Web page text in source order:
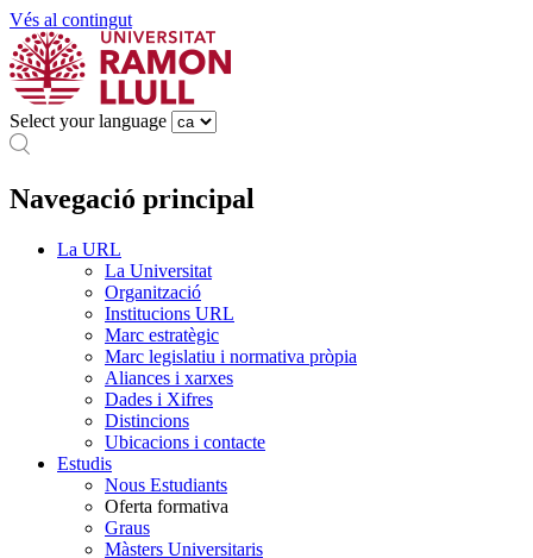
Vés al contingut
Select your language
Navegació principal
La URL
La Universitat
Organització
Institucions URL
Marc estratègic
Marc legislatiu i normativa pròpia
Aliances i xarxes
Dades i Xifres
Distincions
Ubicacions i contacte
Estudis
Nous Estudiants
Oferta formativa
Graus
Màsters Universitaris